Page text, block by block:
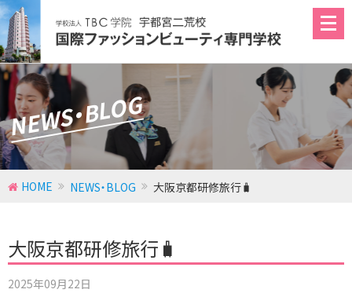
ファッション学科
ブライダルスペシャリスト学科
エステティックビューティ学科
NEWS・BLOG
HOME NEWS・BLOG 大阪京都研修旅行🧳
大阪京都研修旅行🧳
2025年09月22日